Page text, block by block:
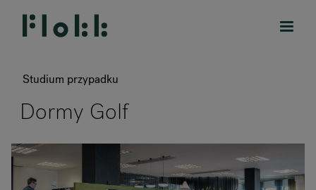
DESIGNERS
Studium przypadku
Dormy Golf